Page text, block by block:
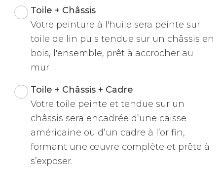
Toile + Châssis
Votre peinture à l'huile sera peinte sur
toile de lin puis tendue sur un châssis en
bois, l'ensemble, prêt à accrocher au
mur.
Toile + Châssis + Cadre
Votre toile peinte et tendue sur un
châssis sera encadrée d’une caisse
américaine ou d’un cadre à l’or fin,
formant une œuvre complète et prête à
s’exposer.